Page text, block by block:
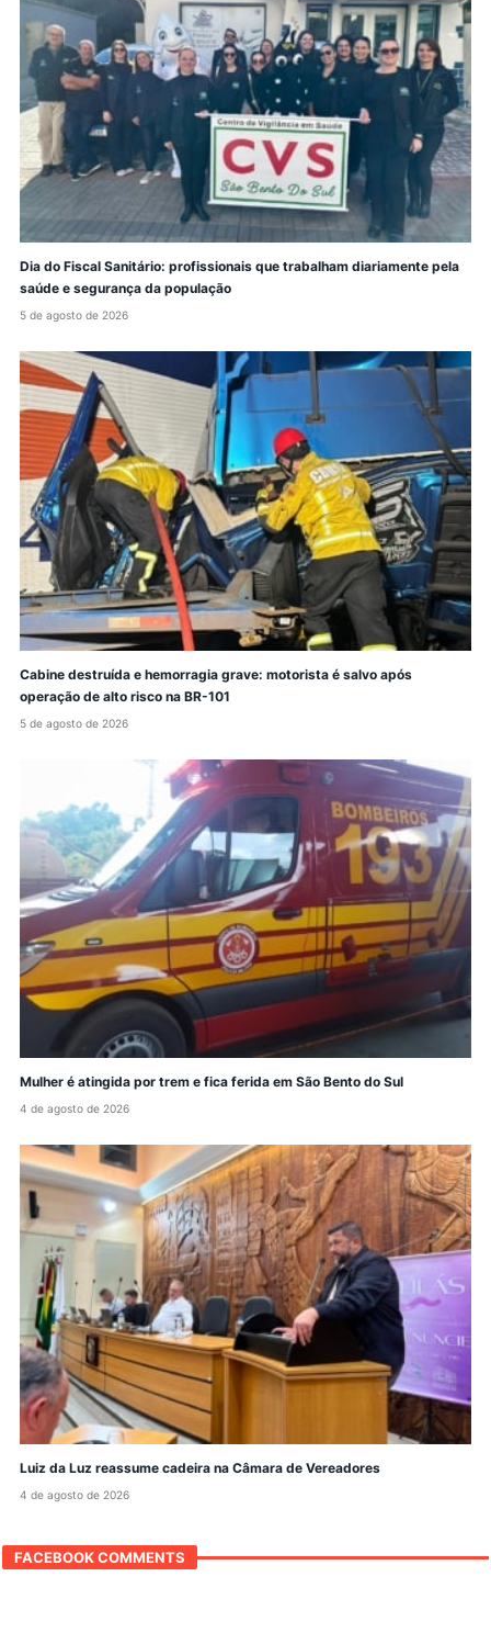
Dia do Fiscal Sanitário: profissionais que trabalham diariamente pela
saúde e segurança da população
5 de agosto de 2026
Cabine destruída e hemorragia grave: motorista é salvo após
operação de alto risco na BR-101
5 de agosto de 2026
Mulher é atingida por trem e fica ferida em São Bento do Sul
4 de agosto de 2026
Luiz da Luz reassume cadeira na Câmara de Vereadores
4 de agosto de 2026
FACEBOOK COMMENTS